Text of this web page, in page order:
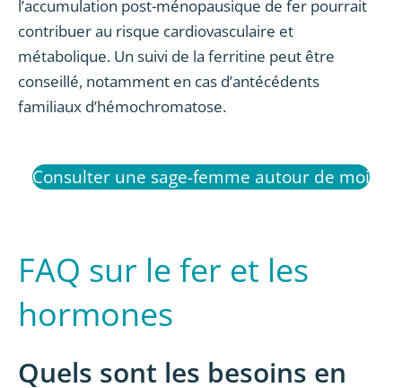
l’accumulation post-ménopausique de fer pourrait
contribuer au risque cardiovasculaire et
métabolique. Un suivi de la ferritine peut être
conseillé, notamment en cas d’antécédents
familiaux d’hémochromatose.
Consulter une sage-femme autour de moi
FAQ sur le fer et les
hormones
Quels sont les besoins en